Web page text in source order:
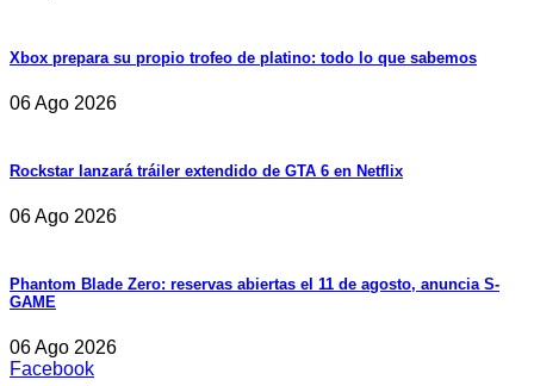
Xbox prepara su propio trofeo de platino: todo lo que sabemos
06 Ago 2026
Rockstar lanzará tráiler extendido de GTA 6 en Netflix
06 Ago 2026
Phantom Blade Zero: reservas abiertas el 11 de agosto, anuncia S-
GAME
06 Ago 2026
Facebook